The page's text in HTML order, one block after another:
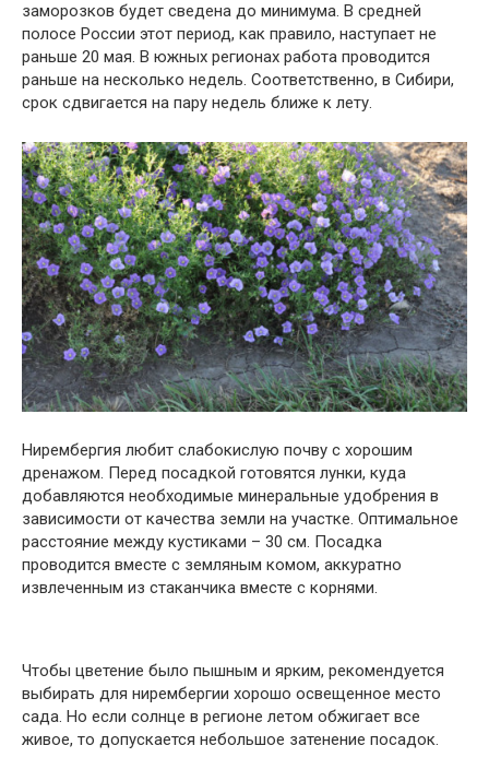
заморозков будет сведена до минимума. В средней
полосе России этот период, как правило, наступает не
раньше 20 мая. В южных регионах работа проводится
раньше на несколько недель. Соответственно, в Сибири,
срок сдвигается на пару недель ближе к лету.
Нирембергия любит слабокислую почву с хорошим
дренажом. Перед посадкой готовятся лунки, куда
добавляются необходимые минеральные удобрения в
зависимости от качества земли на участке. Оптимальное
расстояние между кустиками – 30 см. Посадка
проводится вместе с земляным комом, аккуратно
извлеченным из стаканчика вместе с корнями.
Чтобы цветение было пышным и ярким, рекомендуется
выбирать для нирембергии хорошо освещенное место
сада. Но если солнце в регионе летом обжигает все
живое, то допускается небольшое затенение посадок.